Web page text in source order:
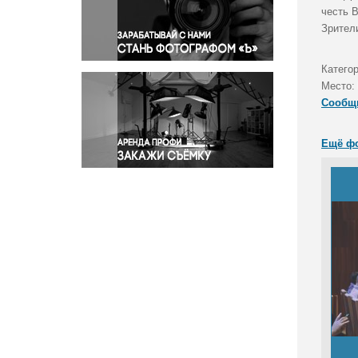
Правосудие
Происшествия и конфликты
Религия
Светская жизнь
Спорт
Экология
Экономика и бизнес
честь
Место:
Ещё